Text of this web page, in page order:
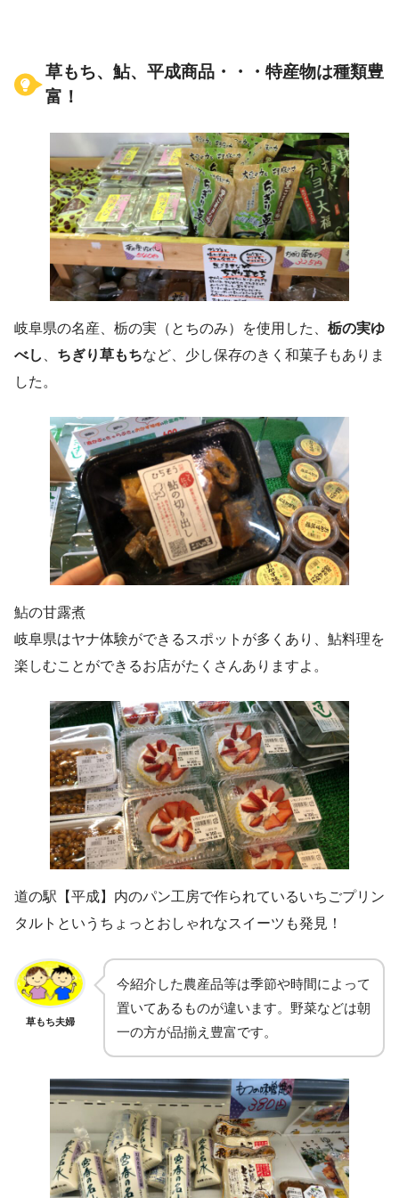
草もち、鮎、平成商品・・・特産物は種類豊
富！
岐阜県の名産、栃の実（とちのみ）を使用した、 栃の実ゆ
べし
ちぎり草もちなど、少し保存のきく和菓子もありま
した。
鮎の甘露煮
岐阜県はヤナ体験ができるスポットが多くあり、鮎料理を
楽しむことができるお店がたくさんありますよ。
道の駅【平成】内のパン工房で作られているいちごプリン
タルトというちょっとおしゃれなスイーツも発見！
草もち夫婦
今紹介した農産品等は季節や時間によって
置いてあるものが違います。野菜などは朝
一の方が品揃え豊富です。